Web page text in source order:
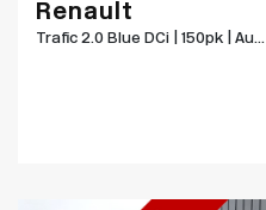
Renault
Trafic 2.0 Blue DCi | 150pk | Au...